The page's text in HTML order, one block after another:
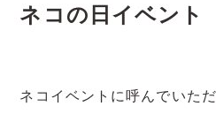
ネコの日イベント
ネコイベントに呼んでいた